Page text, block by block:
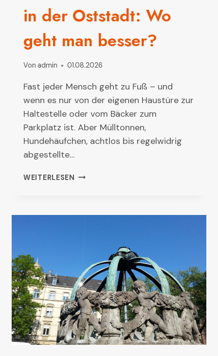
in der Oststadt: Wo
geht man besser?
Von admin 01.08.2026
Fast jeder Mensch geht zu Fuß – und
wenn es nur von der eigenen Haustüre zur
Haltestelle oder vom Bäcker zum
Parkplatz ist. Aber Mülltonnen,
Hundehäufchen, achtlos bis regelwidrig
abgestellte…
WEITERLESEN STADTTEILSPAZIERGANG